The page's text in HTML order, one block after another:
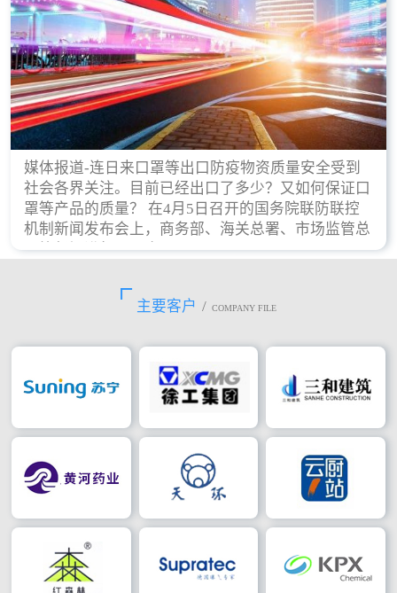
媒体报道-连日来口罩等出口防疫物资质量安全受到
社会各界关注。目前已经出口了多少？又如何保证口
罩等产品的质量？ 在4月5日召开的国务院联防联控
机制新闻发布会上，商务部、海关总署、市场监管总
局等部门进行了回应。
主要客户 / COMPANY FILE